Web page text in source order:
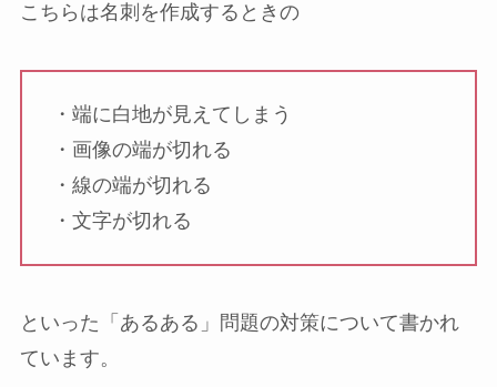
こちらは名刺を作成するときの
・端に白地が見えてしまう
・画像の端が切れる
・線の端が切れる
・文字が切れる
といった「あるある」問題の対策について書かれ
ています。